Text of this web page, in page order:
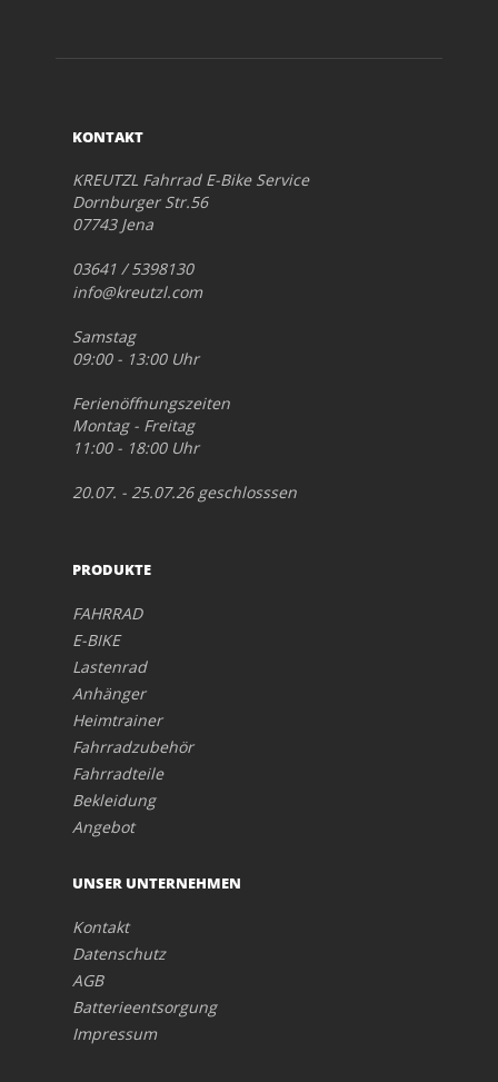
KONTAKT
KREUTZL Fahrrad E-Bike Service
Dornburger Str.56
07743 Jena
03641 / 5398130
info@kreutzl.com
Samstag
09:00 - 13:00 Uhr
Ferienöffnungszeiten
Montag - Freitag
11:00 - 18:00 Uhr
20.07. - 25.07.26 geschlosssen
PRODUKTE
FAHRRAD
E-BIKE
Lastenrad
Anhänger
Heimtrainer
Fahrradzubehör
Fahrradteile
Bekleidung
Angebot
UNSER UNTERNEHMEN
Kontakt
Datenschutz
AGB
Batterieentsorgung
Impressum